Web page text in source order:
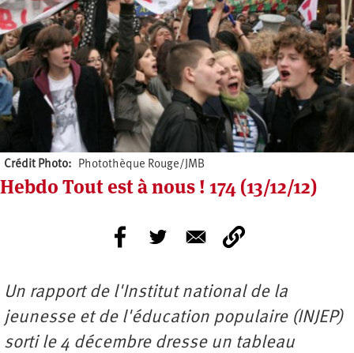
Crédit Photo Photothèque Rouge/JMB
Hebdo Tout est à nous ! 174 (13/12/12)
Un rapport de l'Institut national de la
jeunesse et de l'éducation populaire (INJEP)
sorti le 4 décembre dresse un tableau